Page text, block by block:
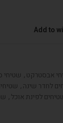
Add to
אבסטרקט, שטיחי
לחדר שינה,
לפינת אוכל,